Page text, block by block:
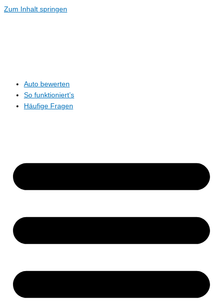
Zum Inhalt springen
Auto bewerten
So funktioniert’s
Häufige Fragen